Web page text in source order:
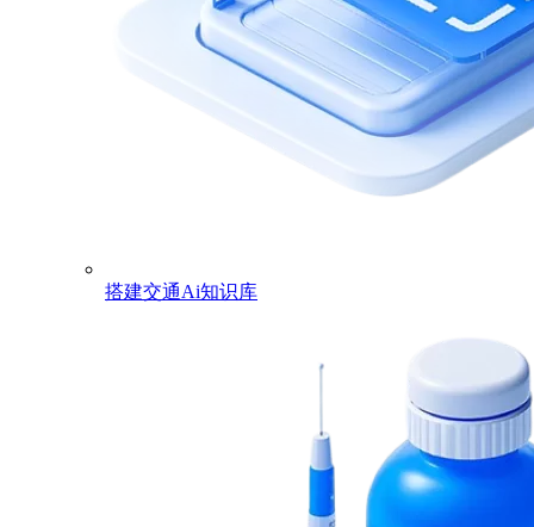
搭建交通Ai知识库